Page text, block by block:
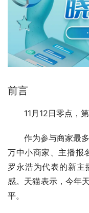
前言
11月12日零点，
作为参与商家最
万中小商家、主播报
罗永浩为代表的新主
感。天猫表示，今年
平。